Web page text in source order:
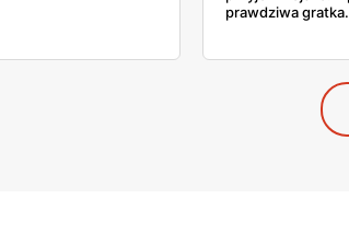
prawdziwa gratka.